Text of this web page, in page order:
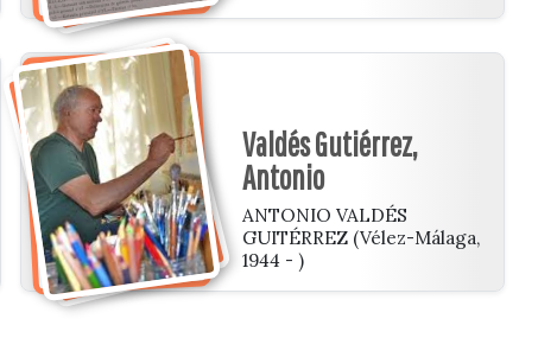
Valdés Gutiérrez,
Antonio
ANTONIO VALDÉS
GUITÉRREZ (Vélez-Málaga,
1944 - )